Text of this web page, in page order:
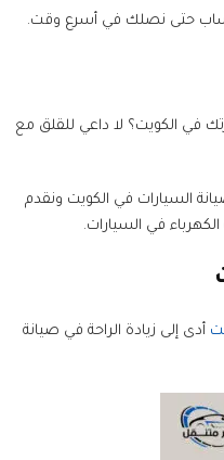
حتى نصلك في أسرع وقت.
في الكويت؟ لا داعي للقلق مع
السيارات في الكويت ونقدم
في السيارات.
أدى إلى زيادة الراحة في صيانة